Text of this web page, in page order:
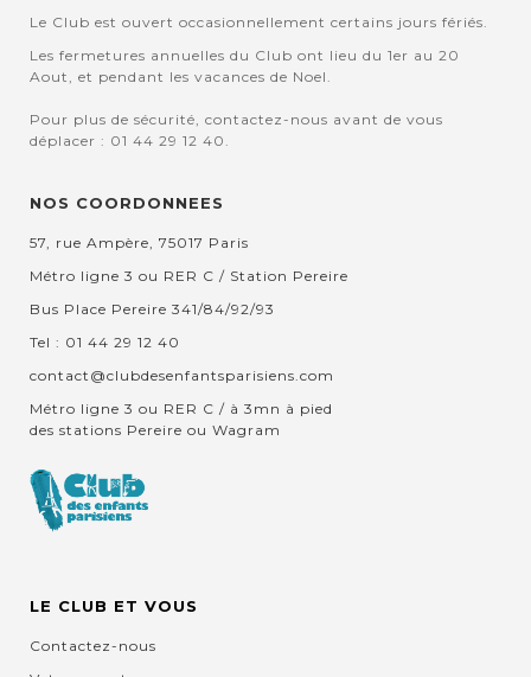
Le Club est ouvert occasionnellement certains jours fériés.
Les fermetures annuelles du Club ont lieu du 1er au 20
Aout, et pendant les vacances de Noel.
Pour plus de sécurité, contactez-nous avant de vous
déplacer : 01 44 29 12 40.
NOS COORDONNEES
57, rue Ampère, 75017 Paris
Métro ligne 3 ou RER C / Station Pereire
Bus Place Pereire 341/84/92/93
Tel : 01 44 29 12 40
contact@clubdesenfantsparisiens.com
Métro ligne 3 ou RER C / à 3mn à pied
des stations Pereire ou Wagram
LE CLUB ET VOUS
Contactez-nous